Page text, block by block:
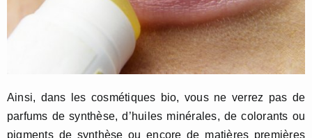
Ainsi, dans les cosmétiques bio, vous ne verrez pas de
parfums de synthèse, d’huiles minérales, de colorants ou
pigments de synthèse ou encore de matières premières